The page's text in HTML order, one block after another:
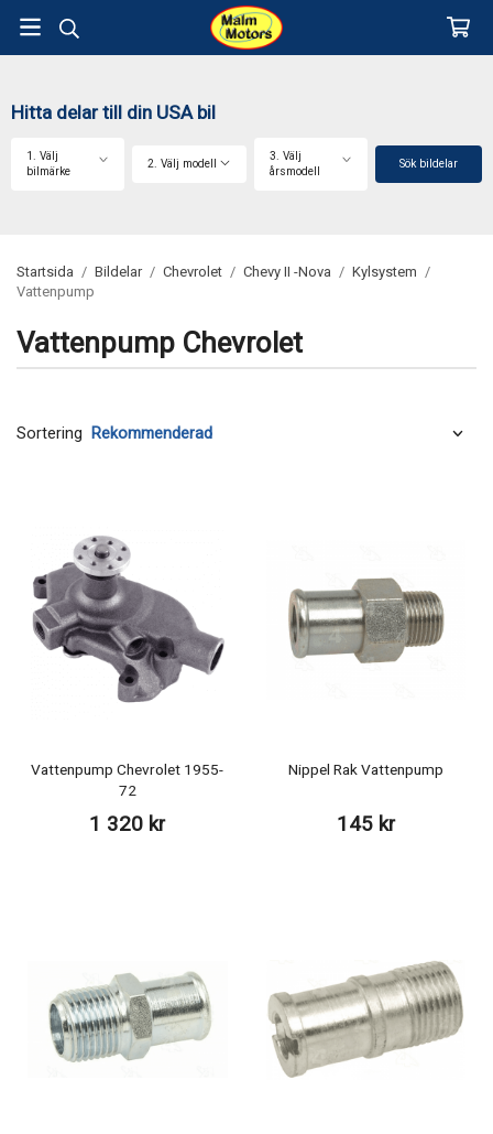
Hitta delar till din USA bil
1. Välj
bilmärke
2. Välj modell
3. Välj
årsmodell
Sök bildelar
Startsida / Bildelar / Chevrolet / Chevy II -Nova / Kylsystem /
Vattenpump
Vattenpump Chevrolet
Sortering
Vattenpump Chevrolet 1955-
72
1 320 kr
Nippel Rak Vattenpump
145 kr